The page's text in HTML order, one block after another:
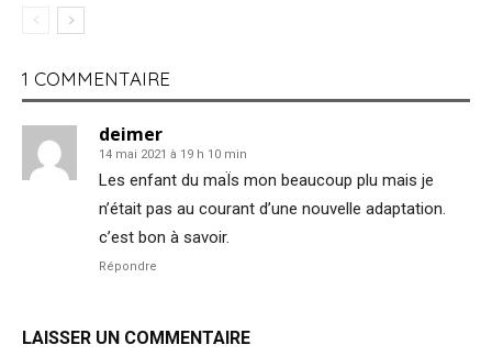
1 COMMENTAIRE
deimer
14 mai 2021 à 19 h 10 min
Les enfant du maÏs mon beaucoup plu mais je
n’était pas au courant d’une nouvelle adaptation.
c’est bon à savoir.
Répondre
LAISSER UN COMMENTAIRE